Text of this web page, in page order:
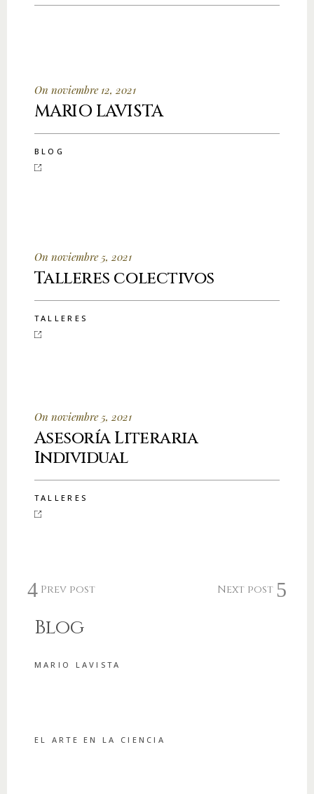
On noviembre 12, 2021
MARIO LAVISTA
BLOG
On noviembre 5, 2021
Talleres colectivos
TALLERES
On noviembre 5, 2021
Asesoría Literaria
Individual
TALLERES
Prev post Next post
Blog
MARIO LAVISTA
EL ARTE EN LA CIENCIA